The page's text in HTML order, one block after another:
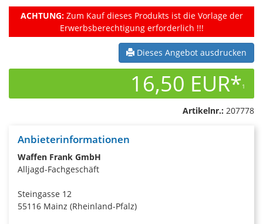
ACHTUNG:Zum Kauf dieses Produkts ist die Vorlage der
Erwerbsberechtigung erforderlich !!!
Dieses Angebot ausdrucken
16,50 EUR*1
Artikelnr.: 207778
Anbieterinformationen
Waffen Frank GmbH
Alljagd-Fachgeschäft
Steingasse 12
55116 Mainz (Rheinland-Pfalz)